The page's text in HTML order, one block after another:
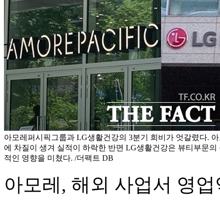
아모레퍼시픽그룹과 LG생활건강의 3분기 희비가 엇갈렸다.
에 차질이 생겨 실적이 하락한 반면 LG생활건강은 뷰티부문
적인 영향을 미쳤다. /더팩트 DB
아모레, 해외 사업서 영